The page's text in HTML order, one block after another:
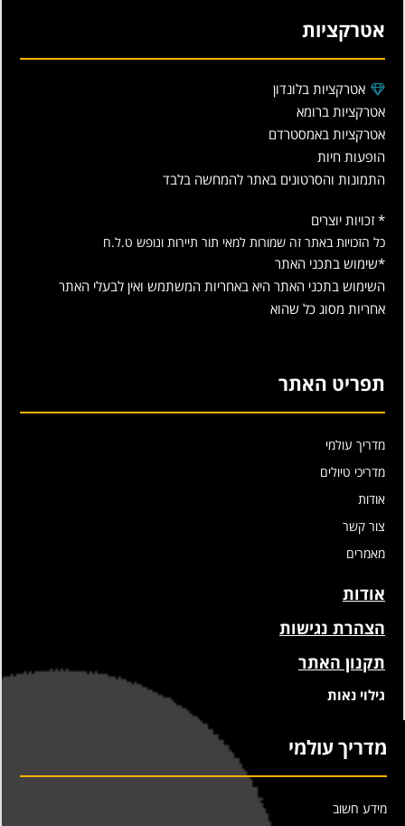
אטרקציות
אטרקציות בלונדון
אטרקציות ברומא
אטרקציות באמסטרדם
הופעות חיות
התמונות והסרטונים באתר להמחשה בלבד
* זכויות יוצרים
כל הזכויות באתר זה שמורות למאי תור תיירות ונופש ט.ל.ח
*שימוש בתכני האתר
השימוש בתכני האתר היא באחריות המשתמש ואין לבעלי האתר
אחריות מסוג כל שהוא
תפריט האתר
מדריך עולמי
מדריכי טיולים
אודות
צור קשר
מאמרים
אודות
הצהרת נגישות
תקנון האתר
גילוי נאות
מדריך עולמי
מידע חשוב